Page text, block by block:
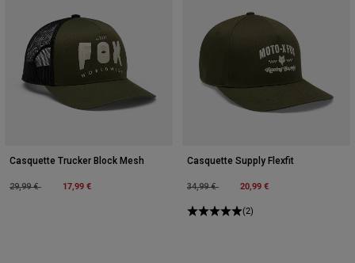
Casquette Trucker Block Mesh
Price reduced from
29,99 €to 17,99 €
Casquette Supply Flexfit
Price reduced from
34,99 €to 20,99 €
(2)